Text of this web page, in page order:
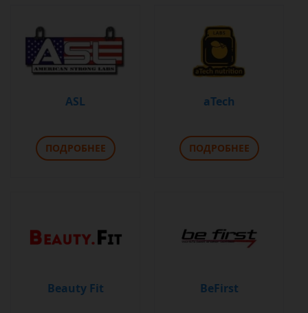
ASL
ПОДРОБНЕЕ
aTech
ПОДРОБНЕЕ
Beauty Fit BeFirst